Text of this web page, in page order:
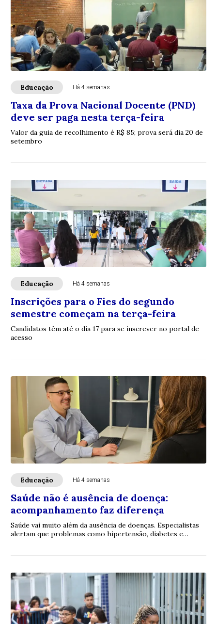
Educação Há 4 semanas
Taxa da Prova Nacional Docente (PND)
deve ser paga nesta terça-feira
Valor da guia de recolhimento é R$ 85; prova será dia 20 de
setembro
Educação Há 4 semanas
Inscrições para o Fies do segundo
semestre começam na terça-feira
Candidatos têm até o dia 17 para se inscrever no portal de
acesso
Educação Há 4 semanas
Saúde não é ausência de doença:
acompanhamento faz diferença
Saúde vai muito além da ausência de doenças. Especialistas
alertam que problemas como hipertensão, diabetes e